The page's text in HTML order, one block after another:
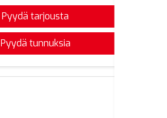
Pyydä tarjousta
Pyydä tunnuksia